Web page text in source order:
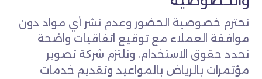
نحترم خصوصية الحضور وعدم نشر أي مواد دون
موافقة العملاء مع توقيع اتفاقيات واضحة
تحدد حقوق الاستخدام، وتلتزم شركة تصوير
مؤتمرات بالرياض بالمواعيد وتقديم خدمات